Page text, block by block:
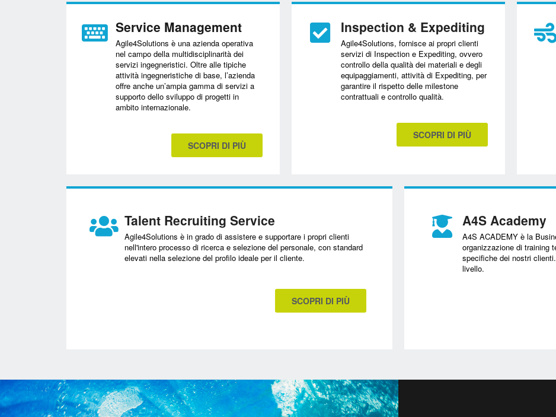
Service Management
Agile4Solutions è una azienda operativa
nel campo della multidisciplinarità dei
servizi ingegneristici. Oltre alle tipiche
attività ingegneristiche di base, l’azienda
offre anche un’ampia gamma di servizi a
supporto dello sviluppo di progetti in
ambito internazionale.
SCOPRI DI PIÙ
Inspection & Expediting
Agile4Solutions, fornisce ai propri clienti
servizi di Inspection e Expediting, ovvero
controllo della qualità dei materiali e degli
equipaggiamenti, attività di Expediting, per
garantire il rispetto delle milestone
contrattuali e controllo qualità.
SCOPRI DI PIÙ
Talent Recruiting Service
Agile4Solutions è in grado di assistere e supportare i propri clienti
nell'intero processo di ricerca e selezione del personale, con standard
elevati nella selezione del profilo ideale per il cliente.
SCOPRI DI PIÙ
A4S Academy
A4S ACADEMY è la
organizzazione di training
specifiche dei nostri
livello.